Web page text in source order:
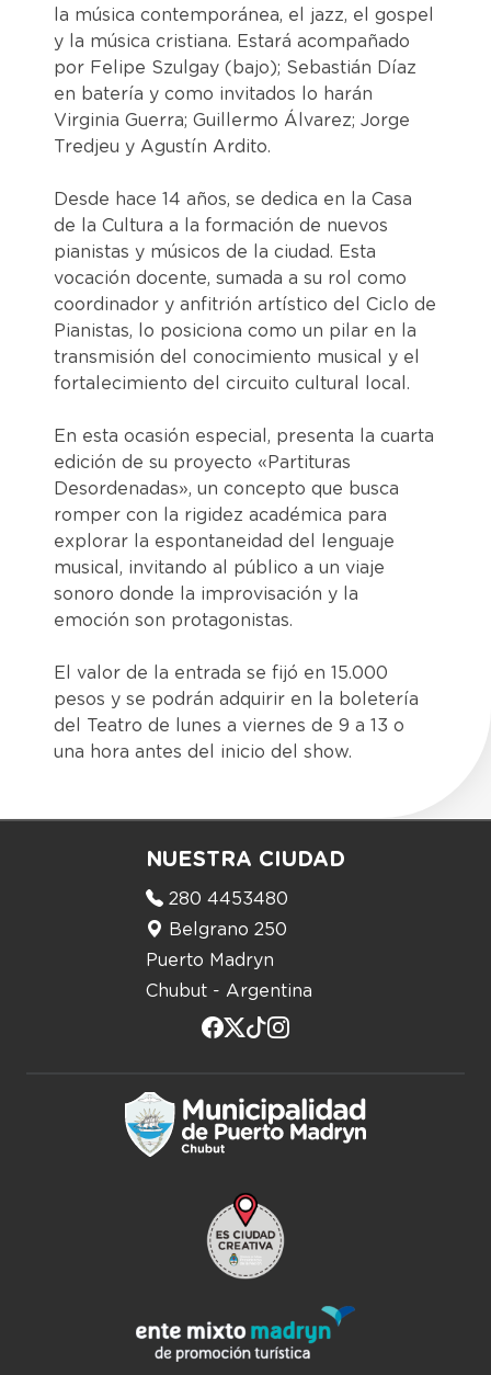
la música contemporánea, el jazz, el gospel
y la música cristiana. Estará acompañado
por Felipe Szulgay (bajo); Sebastián Díaz
en batería y como invitados lo harán
Virginia Guerra; Guillermo Álvarez; Jorge
Tredjeu y Agustín Ardito.
​Desde hace 14 años, se dedica en la Casa
de la Cultura a la formación de nuevos
pianistas y músicos de la ciudad. Esta
vocación docente, sumada a su rol como
coordinador y anfitrión artístico del Ciclo de
Pianistas, lo posiciona como un pilar en la
transmisión del conocimiento musical y el
fortalecimiento del circuito cultural local.
​En esta ocasión especial, presenta la cuarta
edición de su proyecto «Partituras
Desordenadas», un concepto que busca
romper con la rigidez académica para
explorar la espontaneidad del lenguaje
musical, invitando al público a un viaje
sonoro donde la improvisación y la
emoción son protagonistas.
​El valor de la entrada se fijó en 15.000
pesos y se podrán adquirir en la boletería
del Teatro de lunes a viernes de 9 a 13 o
una hora antes del inicio del show.
NUESTRA CIUDAD
280 4453480
Belgrano 250
Puerto Madryn
Chubut - Argentina